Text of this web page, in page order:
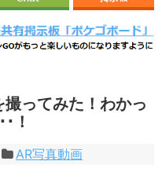
撮ってみた！わかっ
！
AR写真動画